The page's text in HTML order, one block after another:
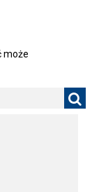
może